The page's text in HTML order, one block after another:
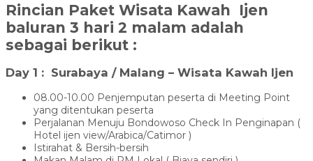
Rincian Paket Wisata Kawah Ijen
baluran 3 hari 2 malam adalah
sebagai berikut :
Day 1 : Surabaya / Malang – Wisata Kawah Ijen
08.00-10.00 Penjemputan peserta di Meeting Point
yang ditentukan peserta
Perjalanan Menuju Bondowoso Check In Penginapan (
Hotel ijen view/Arabica/Catimor )
Istirahat & Bersih-bersih